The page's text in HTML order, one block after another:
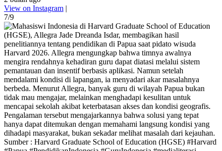
View on Instagram |
7/9